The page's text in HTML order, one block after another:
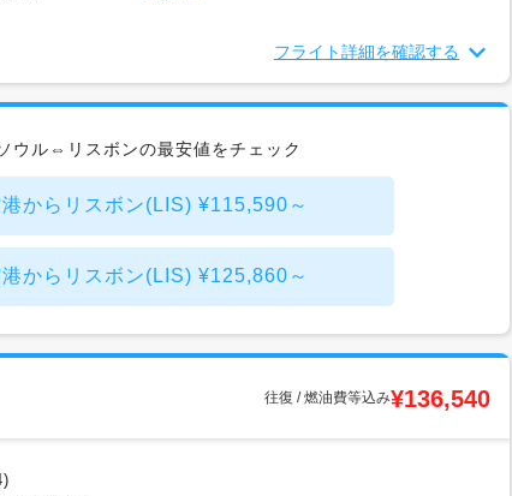
フライト詳細を確認する
ウル⇔リスボンの最安値をチェック
からリスボン(LIS) ¥115,590～
からリスボン(LIS) ¥125,860～
往復 / 燃油費等込み¥136,540
)